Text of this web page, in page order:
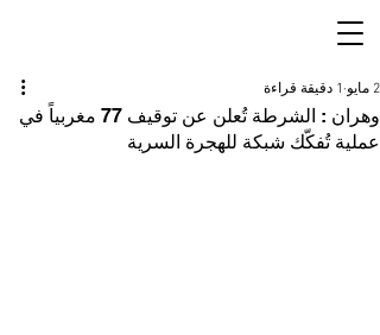
وهران : الشرطة تُعلن عن توقيف 77 مغربياً في
عملية تُفكّك شبكة للهجرة السرية
2 مايو 1 دقيقة قراءة